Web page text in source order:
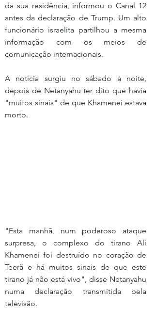
da sua residência, informou o Canal 12
antes da declaração de Trump. Um alto
funcionário israelita partilhou a mesma
informação com os meios de
comunicação internacionais.
A notícia surgiu no sábado à noite,
depois de Netanyahu ter dito que havia
"muitos sinais" de que Khamenei estava
morto.
"Esta manhã, num poderoso ataque
surpresa, o complexo do tirano Ali
Khamenei foi destruído no coração de
Teerã e há muitos sinais de que este
tirano já não está vivo", disse Netanyahu
numa declaração transmitida pela
televisão.